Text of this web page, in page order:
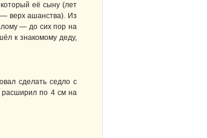
её сыну (лет
— верх ашанства). Из
— до сих пор на
к знакомому деду,
сделать седло с
расширил по 4 см на